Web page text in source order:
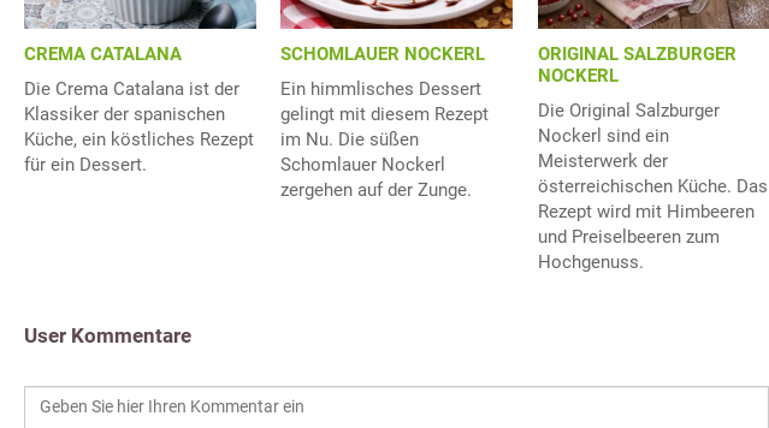
CREMA CATALANA
Die Crema Catalana ist der
Klassiker der spanischen
Küche, ein köstliches Rezept
für ein Dessert.
SCHOMLAUER NOCKERL
Ein himmlisches Dessert
gelingt mit diesem Rezept
im Nu. Die süßen
Schomlauer Nockerl
zergehen auf der Zunge.
ORIGINAL SALZBURGER
NOCKERL
Die Original Salzburger
Nockerl sind ein
Meisterwerk der
österreichischen Küche. Das
Rezept wird mit Himbeeren
und Preiselbeeren zum
Hochgenuss.
User Kommentare